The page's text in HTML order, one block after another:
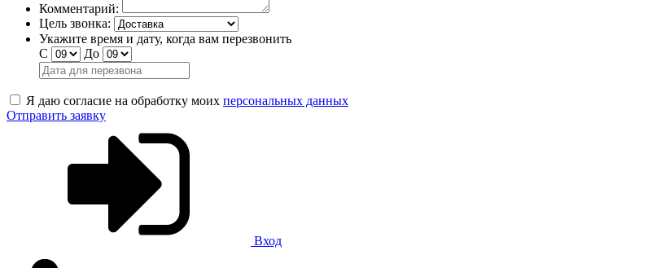
Комментарий:
Цель звонка:
Укажите время и дату, когда вам перезвонить
С
До
Я даю согласие на обработку моих персональных данных
Отправить заявку
Вход